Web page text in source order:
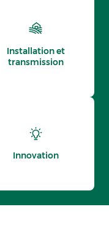
Installation et
transmission
Innovation